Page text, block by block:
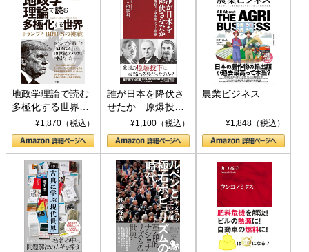
地政学理論で読む
多極化する世界：
トランプとBRICS
の挑戦
¥1,870（税込）
誰が日本を降伏さ
せたか 原爆投
下、ソ連参戦、そ
して聖断 (PHP新
書)
¥1,100（税込）
農業ビジネス
¥1,848（税込）